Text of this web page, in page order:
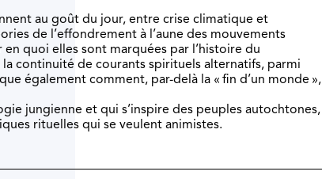
au goût du jour, entre crise climatique et
de l’effondrement à l’aune des mouvements
quoi elles sont marquées par l’histoire du
la continuité de courants spirituels alternatifs, parmi
également comment, par-delà la « fin d’un monde »,
jungienne et qui s’inspire des peuples autochtones,
rituelles qui se veulent animistes.